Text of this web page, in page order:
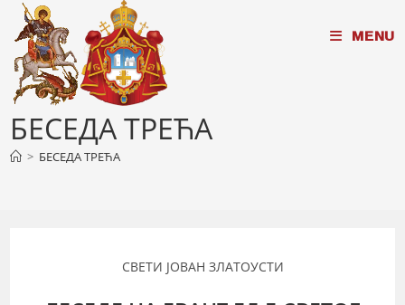
Skip
content
MENU
БЕСЕДА ТРЕЋА
> БЕСЕДА ТРЕЋА
СВЕТИ ЈОВАН ЗЛАТОУСТИ